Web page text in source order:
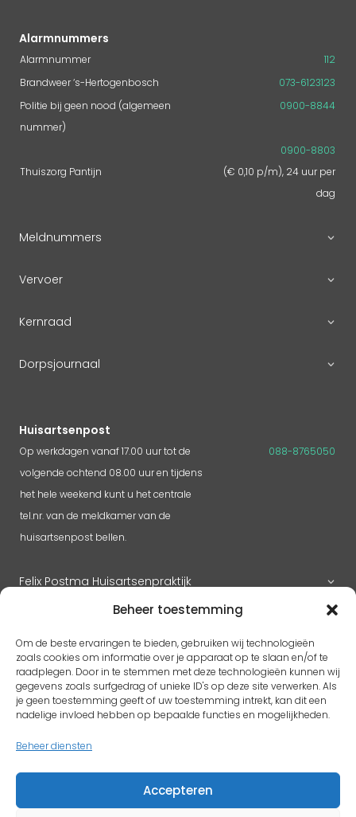
Beheer toestemming
Om de beste ervaringen te bieden, gebruiken wij technologieën
zoals cookies om informatie over je apparaat op te slaan en/of te
raadplegen. Door in te stemmen met deze technologieën kunnen wij
gegevens zoals surfgedrag of unieke ID's op deze site verwerken. Als
je geen toestemming geeft of uw toestemming intrekt, kan dit een
nadelige invloed hebben op bepaalde functies en mogelijkheden.
Beheer diensten
Accepteren
Alarmnummers
Alarmnummer
112
Brandweer ‘s-Hertogenbosch
073-6123123
Politie bij geen nood (algemeen
nummer)
0900-8844
Thuiszorg Pantijn
0900-8803
(€ 0,10 p/m), 24 uur per
dag
Meldnummers
Vervoer
Kernraad
Dorpsjournaal
Huisartsenpost
Op werkdagen vanaf 17.00 uur tot de
volgende ochtend 08.00 uur en tijdens
het hele weekend kunt u het centrale
tel.nr. van de meldkamer van de
huisartsenpost bellen.
088-8765050
Felix Postma Huisartsenpraktijk
RK H. Benedictus
Adres
5397 EX Lith
pastoorlith@icloud.com
Protestantse kerk Gem. Lith en Oijen